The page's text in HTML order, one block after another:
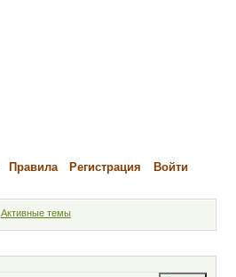
Правила Регистрация Войти
Активные темы